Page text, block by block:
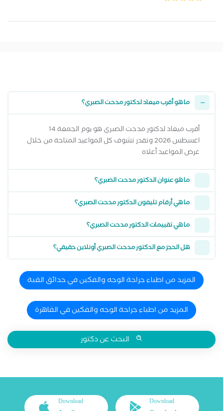
ما هو أقرب ميعاد لدكتور مدحت الصبري؟
أقرب ميعاد لدكتور مدحت الصبري هو يوم الجمعة 14
اغسطس 2026 وتقدر تشوف كل المواعيد المتاحة من خلال
عرض المواعيد أعلاه
ما هو عنوان الدكتور مدحت الصبري؟
ما هي أرقام تليفون الدكتور مدحت الصبري؟
ما هي تقييمات الدكتور مدحت الصبري؟
هل الحجز مع الدكتور مدحت الصبري أونلاين حقيقي؟
المزيد من اطباء جراحة الوجه والفكين في حدائق القبة
المزيد من اطباء جراحة الوجه والفكين في القاهرة
البحث عن دكتور
Download
Download